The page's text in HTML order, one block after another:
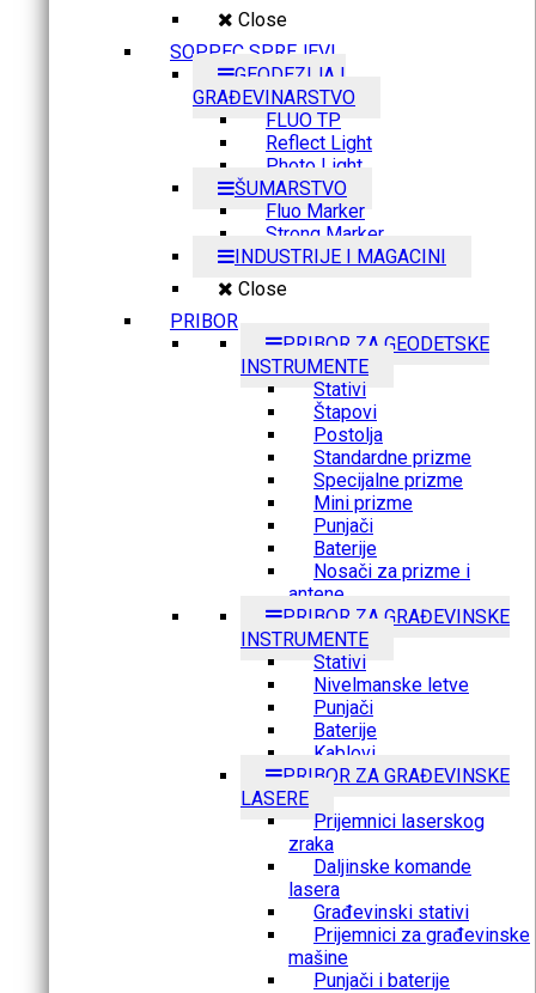
Close
SOPPEC SPREJEVI
GEODEZIJA I
GRAĐEVINARSTVO
FLUO TP
Reflect Light
Photo Light
ŠUMARSTVO
Fluo Marker
Strong Marker
INDUSTRIJE I MAGACINI
Close
PRIBOR
PRIBOR ZA GEODETSKE
INSTRUMENTE
Stativi
Štapovi
Postolja
Standardne prizme
Specijalne prizme
Mini prizme
Punjači
Baterije
Nosači za prizme i
antene
PRIBOR ZA GRAĐEVINSKE
INSTRUMENTE
Stativi
Nivelmanske letve
Punjači
Baterije
Kablovi
PRIBOR ZA GRAĐEVINSKE
LASERE
Prijemnici laserskog
zraka
Daljinske komande
lasera
Građevinski stativi
Prijemnici za građevinske
mašine
Punjači i baterije